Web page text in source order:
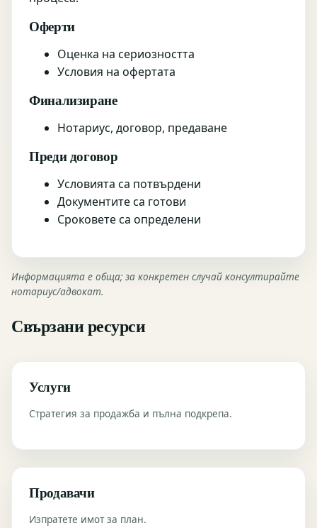
Оферти
Оценка на сериозността
Условия на офертата
Финализиране
Нотариус, договор, предаване
Преди договор
Условията са потвърдени
Документите са готови
Сроковете са определени
Информацията е обща; за конкретен случай консултирайте
нотариус/адвокат.
Свързани ресурси
Услуги
Стратегия за продажба и пълна подкрепа.
Продавачи
Изпратете имот за план.